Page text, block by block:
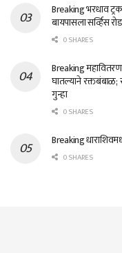
Breaking भरधाव ट्रकने
बायपासला सर्व्हिस
0 SHARES
Breaking
घातल्याने रक्तबंबाळ;
गुन्हा
0 SHARES
Breaking
0 SHARES